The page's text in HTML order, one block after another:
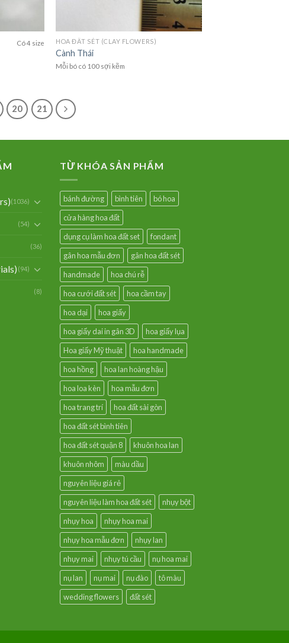
Có 4 size HOA ĐẤT SÉT (CLAY FLOWERS)
Cành Thái
Mỗi bó có 100 sợi kẽm
20 21
(1036)
(54)
(36)
(94)
(8)
TỪ KHÓA SẢN PHẨM
bánh đường bình tiên
bó hoa
cửa hàng hoa đất
dụng cụ làm hoa đất set
fondant
gân hoa mẫu đơn
gân hoa đất sét
handmade
hoa chú rễ
hoa cưới đất sét
hoa cầm tay
hoa dại
hoa giấy
hoa giấy dai in gân 3D
hoa giấy lụa
Hoa giấy Mỹ thuật
hoa handmade
hoa hồng
hoa lan hoàng hậu
hoa loa kèn
hoa mẫu đơn
hoa trang trí
hoa đất sài gòn
hoa đất sét bình tiên
hoa đất sét quận 8
khuôn hoa lan
khuôn nhôm
màu dầu
nguyên liệu giá rẻ
nguyên liệu làm hoa đất sét
nhụy bột
nhụy hoa
nhụy hoa mai
nhụy hoa mẫu đơn
nhụy lan
nhụy mai
nhụy tú cầu
nụ hoa mai
nụ lan
nụ mai nụ đào
tô màu
wedding flowers
đất sét